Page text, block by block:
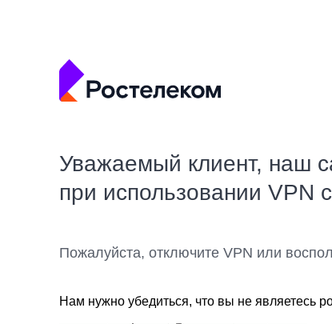
Уважаемый клиент, наш
при использовании VPN
Пожалуйста, отключите VPN или
Нам нужно убедиться, что вы не являетесь